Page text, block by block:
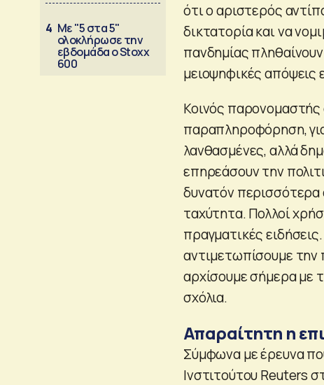
4 Με "5 στα 5"
ολοκλήρωσε την
εβδομάδα ο Stoxx
600
ότι ο αριστερός
δικτατορία και να
πανδημίας
μειοψηφικές απόψεις
Κοινός παρονομαστής
παραπληροφόρηση,
λανθασμένες, αλλά
επηρεάσουν την
δυνατόν περισσότερα
ταχύτητα. Πολλοί
πραγματικές
αντιμετωπίσουμε
αρχίσουμε σήμερα με
σχόλια.
Απαραίτητη η
Σύμφωνα με έρευνα
Ινστιτούτου Reuters